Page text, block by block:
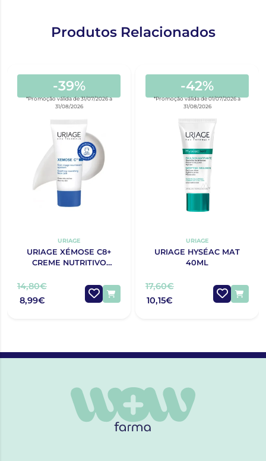
Produtos Relacionados
-39%
*Promoção válida de 31/07/2026 a
31/08/2026
URIAGE
URIAGE XÉMOSE C8+
CREME NUTRITIVO
14,80€
8,99€
-42%
*Promoção válida de 01/07/2026 a
31/08/2026
URIAGE
URIAGE HYSÉAC MAT
40ML
17,60€
10,15€